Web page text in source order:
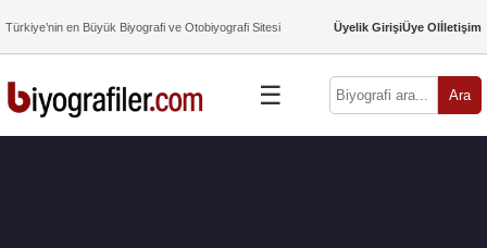
Türkiye’nin en Büyük Biyografi ve Otobiyografi Sitesi Üyelik GirişiÜye Olİletişim
☰ Ara